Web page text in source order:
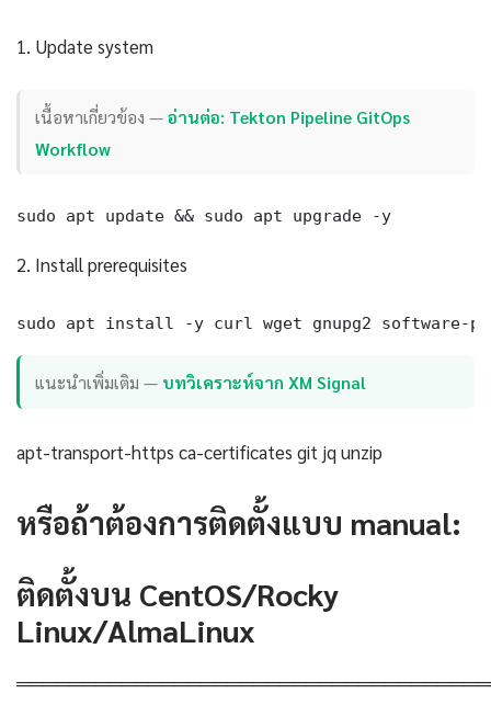
1. Update system
เนื้อหาเกี่ยวข้อง —อ่านต่อ: Tekton Pipeline GitOps
Workflow
sudo apt update && sudo apt upgrade -y
2. Install prerequisites
sudo apt install -y curl wget gnupg2 software-
แนะนำเพิ่มเติม — บทวิเคราะห์จาก XM Signal
apt-transport-https ca-certificates git jq unzip
หรือถ้าต้องการติดตั้งแบบ manual:
ติดตั้งบน CentOS/Rocky
Linux/AlmaLinux